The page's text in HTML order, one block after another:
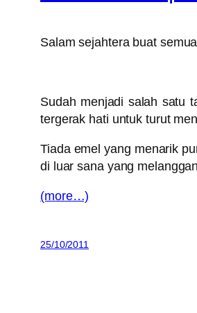
Salam sejahtera buat
Sudah menjadi salah satu
tergerak hati untuk turut
Tiada emel yang menarik
di luar sana yang
(more…)
25/10/2011